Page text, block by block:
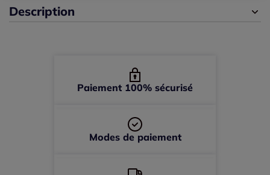
44 -En stock
Description
Paiement 100% sécurisé
Modes de paiement